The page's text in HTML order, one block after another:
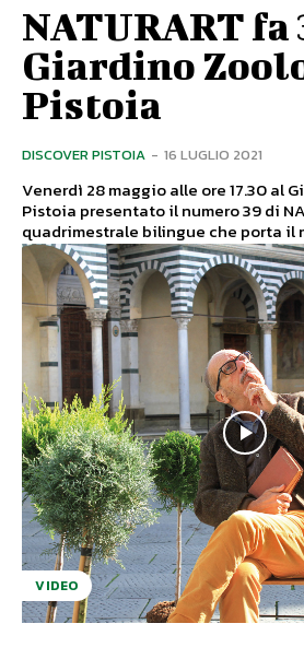
NATURART fa
Giardino
Pistoia
DISCOVER PISTOIA - 16 LUGLIO 2021
Venerdì 28 maggio alle ore 17.30 al
Pistoia presentato il numero 39 di
quadrimestrale bilingue che porta il
VIDEO